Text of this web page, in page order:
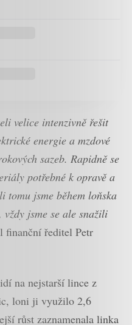
velice intenzivně řešit
energie a mzdové
sazeb. Rapidně se
potřebné k opravě a
tomu jsme během loňska
jsme se ale snažili
finanční ředitel Petr
na nejstarší lince z
loni ji využilo 2,6
růst zaznamenala linka